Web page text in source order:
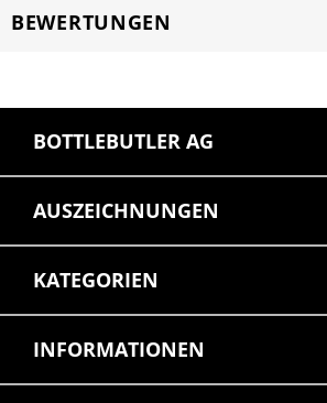
BEWERTUNGEN
BOTTLEBUTLER AG
AUSZEICHNUNGEN
KATEGORIEN
INFORMATIONEN